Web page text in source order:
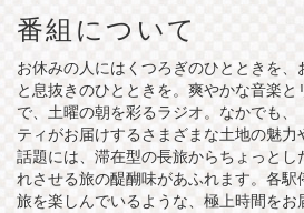
番組について
お休みの人にはくつろぎのひとときを、
と息抜きのひとときを。爽やかな音楽
で、土曜の朝を彩るラジオ。なかでも、
ティがお届けするさまざまな土地の魅
話題には、滞在型の長旅からちょっと
れさせる旅の醍醐味があふれます。各駅
旅を楽しんでいるような、極上時間をお